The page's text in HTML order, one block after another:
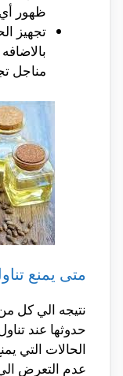
ظهور
تجهيز
مناجل
متى يمنع
نتيجه الي كل من
حدوثها عند
الحالات التي
عدم التعرض